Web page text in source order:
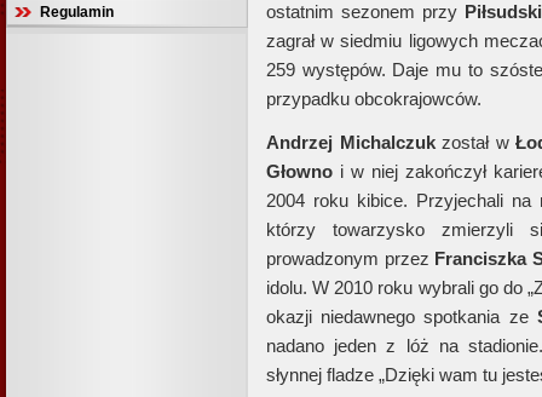
Regulamin
ostatnim sezonem przy
zagrał w siedmiu ligowych
259 występów. Daje mu to
przypadku obcokrajowców.
Andrzej Michalczukzostał w
Głowno i w niej zakończył
2004 roku kibice. Przyjechali
którzy towarzysko zmierzyli
prowadzonym przez Franciszka
idolu. W 2010 roku wybrali go do
okazji niedawnego spotkania ze
nadano jeden z lóż na
słynnej fladze „Dzięki wam tu